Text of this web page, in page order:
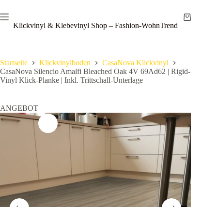
Inhalt
springenKlickvinyl & Klebevinyl Shop – Fashion-WohnTrend
Warenkorb
Startseite Klickvinylboden
CasaNova Klickvinyl
CasaNova Silencio Amalfi Bleached Oak 4V 69Ad62 | Rigid-
Vinyl Klick-Planke | Inkl. Trittschall-Unterlage
ANGEBOT